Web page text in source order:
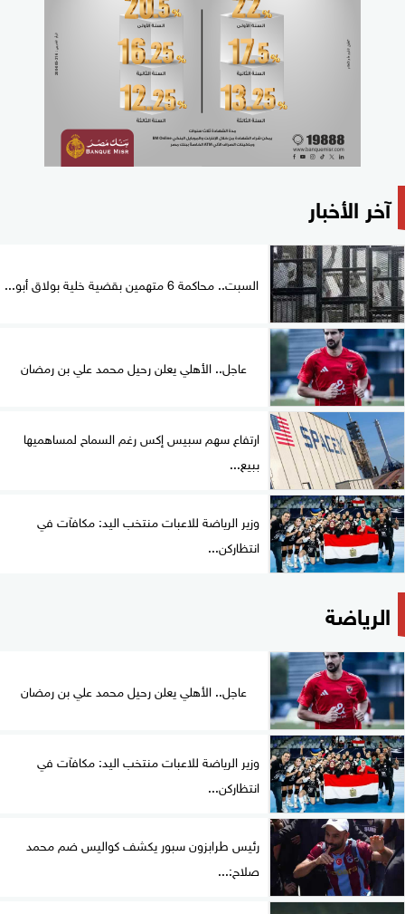
آخر الأخبار
السبت.. محاكمة 6 متهمين بقضية خلية بولاق أبو...
عاجل.. الأهلي يعلن رحيل محمد علي بن رمضان
ارتفاع سهم سبيس إكس رغم السماح لمساهميها
ببيع...
وزير الرياضة للاعبات منتخب اليد: مكافآت في
انتظاركن...
الرياضة
عاجل.. الأهلي يعلن رحيل محمد علي بن رمضان
وزير الرياضة للاعبات منتخب اليد: مكافآت في
انتظاركن...
رئيس طرابزون سبور يكشف كواليس ضم محمد
صلاح:...